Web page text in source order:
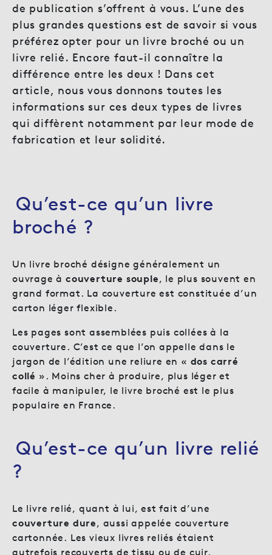
de publication s’offrent à vous. L’une des
plus grandes questions est de savoir si vous
préférez opter pour un livre broché ou un
livre relié. Encore faut-il connaître la
différence entre les deux ! Dans cet
article, nous vous donnons toutes les
informations sur ces deux types de livres
qui diffèrent notamment par leur mode de
fabrication et leur solidité.
Qu’est-ce qu’un livre
broché ?
Un livre broché désigne généralement un
ouvrage àcouverture souple, le plus souvent en
grand format. La couverture est constituée d’un
carton léger flexible.
Les pages sont assemblées puis collées à la
couverture. C’est ce que l’on appelle dans le
jargon de l’édition une reliure en « dos carré
collé ». Moins cher à produire, plus léger et
facile à manipuler, le livre broché est le plus
populaire en France.
Qu’est-ce qu’un livre relié
?
Le livre relié, quant à lui, est fait d’une
couverture dure, aussi appelée couverture
cartonnée. Les vieux livres reliés étaient
autrefois recouverts de tissu ou de cuir.